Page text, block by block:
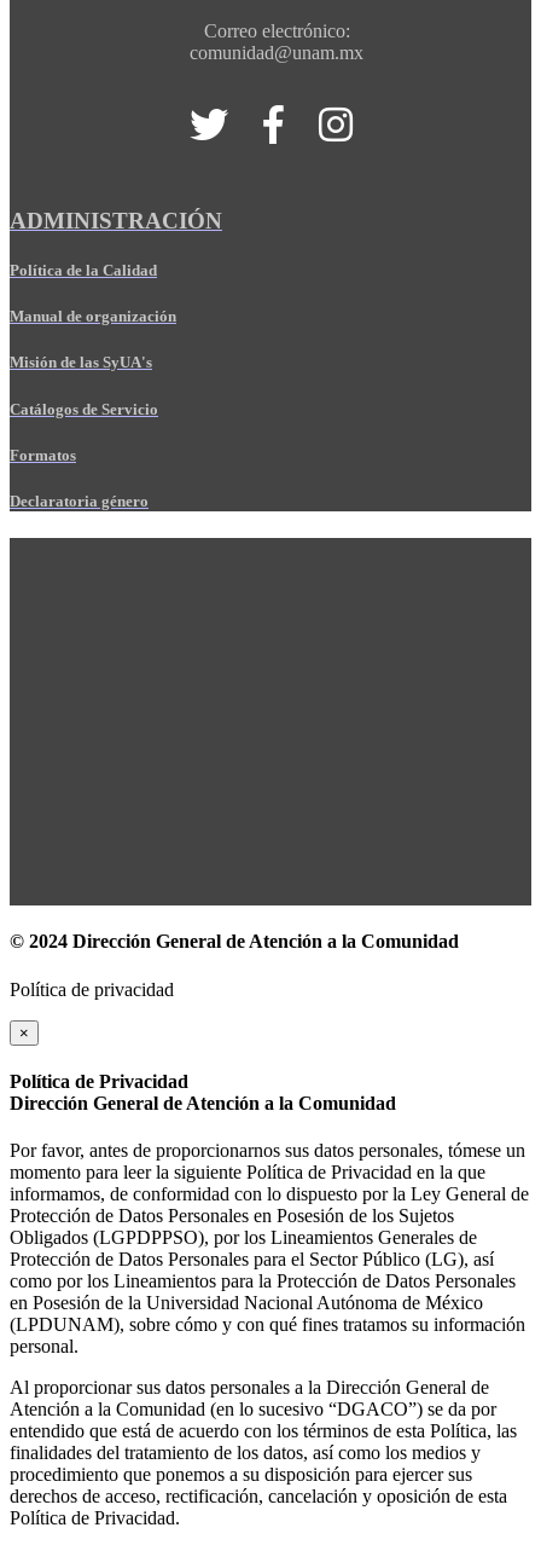
Correo electrónico:
comunidad@unam.mx
ADMINISTRACIÓN
Política de la Calidad
Manual de organización
Misión de las SyUA's
Catálogos de Servicio
Formatos
Declaratoria género
© 2024 Dirección General de Atención a la Comunidad
Política de privacidad
×
Política de Privacidad
Dirección General de Atención a la Comunidad
Por favor, antes de proporcionarnos sus datos personales, tómese un
momento para leer la siguiente Política de Privacidad en la que
informamos, de conformidad con lo dispuesto por la Ley General de
Protección de Datos Personales en Posesión de los Sujetos
Obligados (LGPDPPSO), por los Lineamientos Generales de
Protección de Datos Personales para el Sector Público (LG), así
como por los Lineamientos para la Protección de Datos Personales
en Posesión de la Universidad Nacional Autónoma de México
(LPDUNAM), sobre cómo y con qué fines tratamos su información
personal.
Al proporcionar sus datos personales a la Dirección General de
Atención a la Comunidad (en lo sucesivo “DGACO”) se da por
entendido que está de acuerdo con los términos de esta Política, las
finalidades del tratamiento de los datos, así como los medios y
procedimiento que ponemos a su disposición para ejercer sus
derechos de acceso, rectificación, cancelación y oposición de esta
Política de Privacidad.